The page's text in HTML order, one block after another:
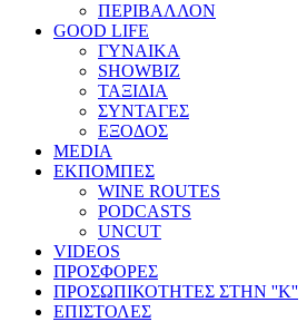
ΠΕΡΙΒΑΛΛΟΝ
GOOD LIFE
ΓΥΝΑΙΚΑ
SHOWBIZ
ΤΑΞΙΔΙΑ
ΣΥΝΤΑΓΕΣ
ΕΞΟΔΟΣ
MEDIA
ΕΚΠΟΜΠΕΣ
WINE ROUTES
PODCASTS
UNCUT
VIDEOS
ΠΡΟΣΦΟΡΕΣ
ΠΡΟΣΩΠΙΚΟΤΗΤΕΣ ΣΤΗΝ ''Κ''
ΕΠΙΣΤΟΛΕΣ